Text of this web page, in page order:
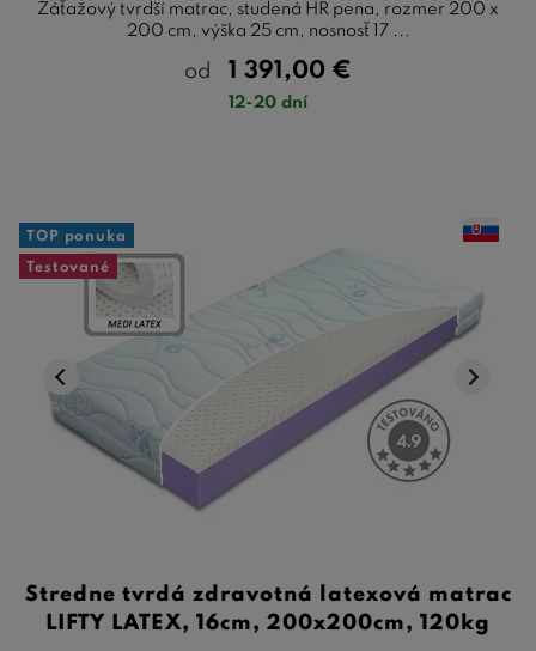
Záťažový tvrdší matrac, studená HR pena, rozmer 200 x
200 cm, výška 25 cm, nosnosť 17 ...
od 1 391,00 €
12-20 dní
TOP ponuka
Testované
Stredne tvrdá zdravotná latexová matrac
LIFTY LATEX, 16cm, 200x200cm, 120kg